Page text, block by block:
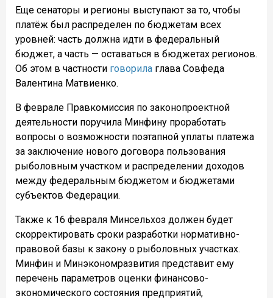
Еще сенаторы и регионы выступают за то, чтобы
платёж был распределен по бюджетам всех
уровней: часть должна идти в федеральный
бюджет, а часть — оставаться в бюджетах регионов.
Об этом в частности говорила глава Совфеда
Валентина Матвиенко.
В феврале Правкомиссия по законопроектной
деятельности поручила Минфину проработать
вопросы о возможности поэтапной уплаты платежа
за заключение нового договора пользования
рыболовным участком и распределении доходов
между федеральным бюджетом и бюджетами
субъектов Федерации.
Также к 16 февраля Минсельхоз должен будет
скорректировать сроки разработки нормативно-
правовой базы к закону о рыболовных участках.
Минфин и Минэкономразвития представит ему
перечень параметров оценки финансово-
экономического состояния предприятий,